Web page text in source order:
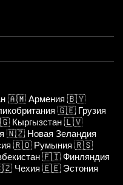
🇦🇲 Армения 🇧🇾
🇬🇪 Грузия
Кыргызстан 🇱🇻
🇳🇿 Новая Зеландия
🇷🇴 Румыния 🇷🇸
🇫🇮 Финляндия
Чехия 🇪🇪 Эстония